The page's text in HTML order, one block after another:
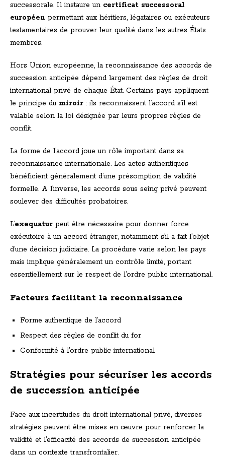
successorale. Il instaure un certificat successoral
européen permettant aux héritiers, légataires ou exécuteurs
testamentaires de prouver leur qualité dans les autres États
membres.
Hors Union européenne, la reconnaissance des accords de
succession anticipée dépend largement des règles de droit
international privé de chaque État. Certains pays appliquent
le principe du miroir : ils reconnaissent l’accord s’il est
valable selon la loi désignée par leurs propres règles de
conflit.
La forme de l’accord joue un rôle important dans sa
reconnaissance internationale. Les actes authentiques
bénéficient généralement d’une présomption de validité
formelle. A l’inverse, les accords sous seing privé peuvent
soulever des difficultés probatoires.
L’exequatur peut être nécessaire pour donner force
exécutoire à un accord étranger, notamment s’il a fait l’objet
d’une décision judiciaire. La procédure varie selon les pays
mais implique généralement un contrôle limité, portant
essentiellement sur le respect de l’ordre public international.
Facteurs facilitant la reconnaissance
Forme authentique de l’accord
Respect des règles de conflit du for
Conformité à l’ordre public international
Stratégies pour sécuriser les accords
de succession anticipée
Face aux incertitudes du droit international privé, diverses
stratégies peuvent être mises en œuvre pour renforcer la
validité et l’efficacité des accords de succession anticipée
dans un contexte transfrontalier.